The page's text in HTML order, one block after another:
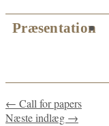
Præsentation
← Call for papers
Næste indlæg →